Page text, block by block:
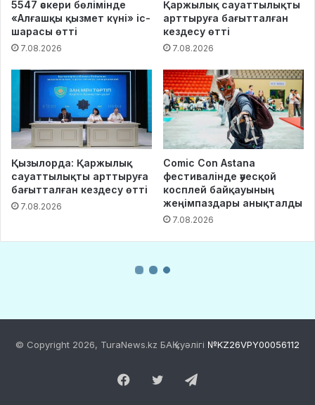
© Copyright 2026, TuraNews.kz БАҚ куәлігі №KZ26VPY00056112
Facebook
Twitter